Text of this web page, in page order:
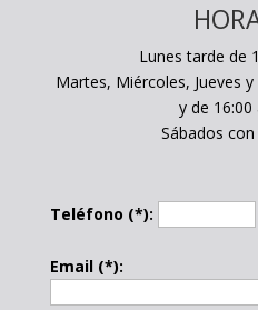
Lunes tarde de
Martes, Miércoles, Jueves
y de 16:00
Sábados
Teléfono (*):
Email (*):